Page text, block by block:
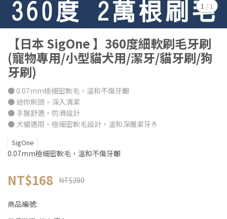
1 / 1
【日本 SigOne 】360度細軟刷毛牙刷
(寵物專用/小型貓犬用/潔牙/貓牙刷/狗
牙刷)
● 0.07mm極細密軟毛，溫和不傷牙齦
● 迷你刷頭，深入清潔
● 手握舒適，防滑設計
● 犬貓適用，極細密軟毛設計，溫和深層潔牙🤞
SigOne
0.07mm極細密軟毛，溫和不傷牙齦
NT$168 NT$280
商品編號: